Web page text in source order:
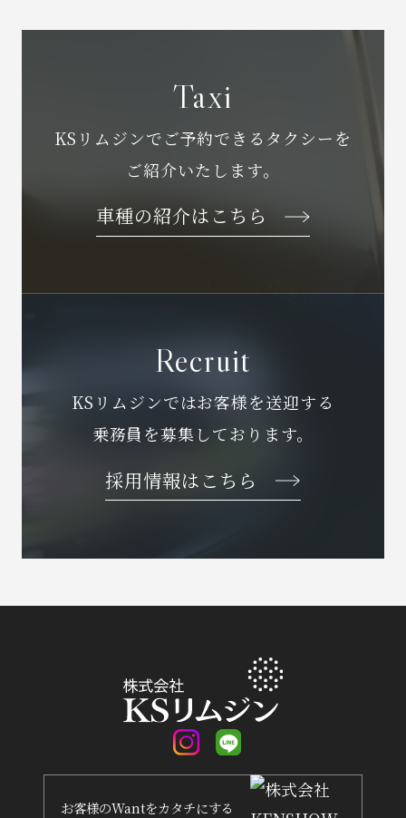
Taxi
KSリムジンでご予約できるタクシーを
ご紹介いたします。
車種の紹介はこちら
Recruit
KSリムジンではお客様を送迎する
乗務員を募集しております。
採用情報はこちら
お客様のWantをカタチにする